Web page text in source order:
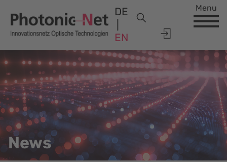
DE
EN
Menu
News